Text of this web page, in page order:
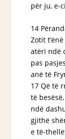
për ju, e-
14
Zotit
atëri ndë
pas
anë të
17 Që të
të
ndë
gjithë
e të-